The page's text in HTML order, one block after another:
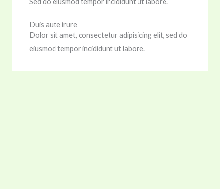
Sed do eiusmod tempor incididunt ut labore.
Duis aute irure
Dolor sit amet, consectetur adipisicing elit, sed do
eiusmod tempor incididunt ut labore.